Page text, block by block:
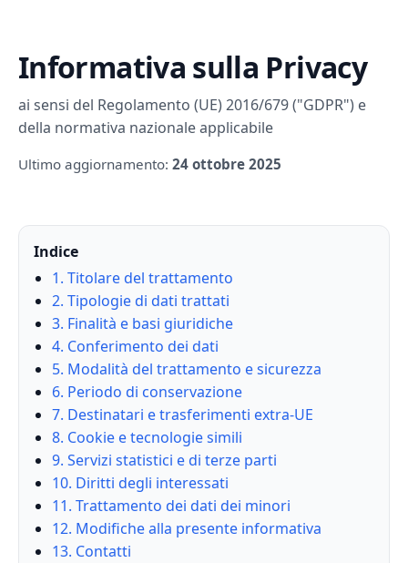
Informativa sulla Privacy
ai sensi del Regolamento (UE) 2016/679 ("GDPR") e
della normativa nazionale applicabile
Ultimo aggiornamento: 24 ottobre 2025
Indice
1. Titolare del trattamento
2. Tipologie di dati trattati
3. Finalità e basi giuridiche
4. Conferimento dei dati
5. Modalità del trattamento e sicurezza
6. Periodo di conservazione
7. Destinatari e trasferimenti extra-UE
8. Cookie e tecnologie simili
9. Servizi statistici e di terze parti
10. Diritti degli interessati
11. Trattamento dei dati dei minori
12. Modifiche alla presente informativa
13. Contatti